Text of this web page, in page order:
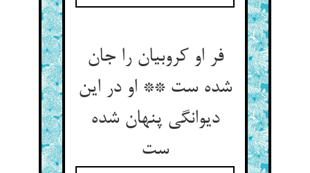
فر او کروبیان را جان
شده ست ** او در این
دیوانگی پنهان شده
ست‏